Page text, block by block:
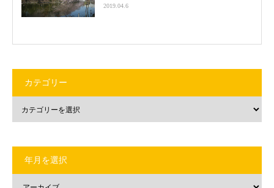
2019.04.6
カテゴリー
年月を選択